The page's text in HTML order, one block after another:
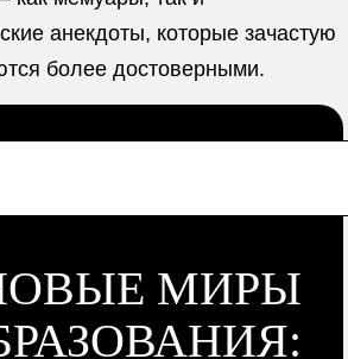
анекдоты, которые зачастую
более достоверными.
МИРЫ